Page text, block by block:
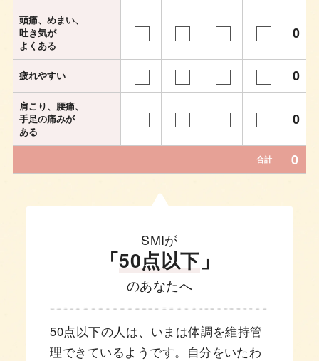
頭痛、めまい、
吐き気が
よくある
0
疲れやすい 0
肩こり、腰痛、
手足の痛みが
ある
0
合計 0
SMIが
「50点以下 」
のあなたへ
50点以下の人は、いまは体調を維持管
理できているようです。自分をいたわ